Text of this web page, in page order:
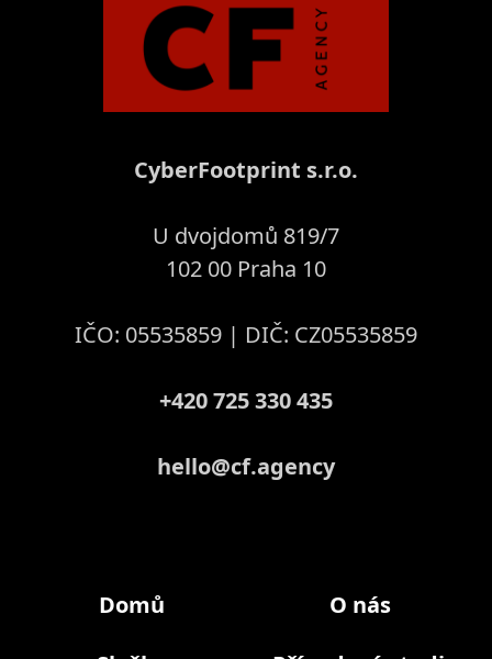
CyberFootprint s.r.o.
U dvojdomů 819/7
102 00 Praha 10
IČO: 05535859 | DIČ: CZ05535859
+420 725 330 435
hello@cf.agency
Domů
O nás